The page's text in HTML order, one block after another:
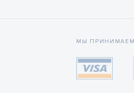
МЫ ПРИНИМАЕМ